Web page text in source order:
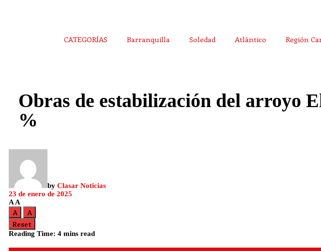
CATEGORÍAS Barranquilla Soledad Atlántico Región
Obras de estabilización del arroyo
%
by Clasar Noticias
23 de enero de 2025
A A
A
A
Reset
Reading Time: 4 mins read